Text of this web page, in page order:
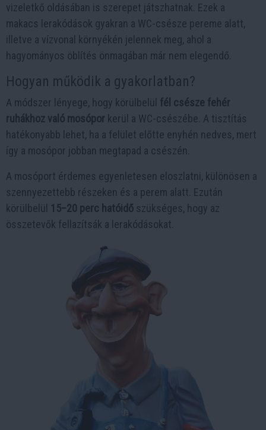
vizeletkő oldásában is szerepet játszhatnak. Ezek a
makacs lerakódások gyakran a WC-csésze pereme alatt,
illetve a vízvonal környékén jelennek meg, ahol a
hagyományos öblítés önmagában már nem elegendő.
Hogyan működik a gyakorlatban?
A módszer lényege, hogy körülbelül fél csésze fehér
ruhákhoz való mosópor kerül a WC-csészébe. A tisztítás
hatékonyabb lehet, ha a felület előtte enyhén nedves, mert
így a mosópor jobban megtapad a csészén.
A mosóport érdemes egyenletesen eloszlatni, különösen a
szennyezettebb részeken és a perem alatt. Ezután
körülbelül 15–20 perc hatóidő szükséges, hogy az
összetevők fellazítsák a lerakódásokat.